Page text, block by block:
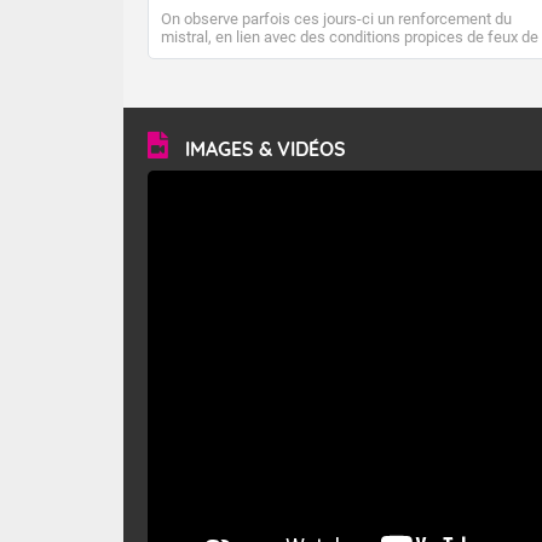
On observe parfois ces jours-ci un renforcement du
mistral, en lien avec des conditions propices de feux de
forêt. Mais qu'est-ce que le mistral ? Quelles sont ses
vitesse moyenne de 50 km/h et atteindre 80 à 100 km/h
en rafales, parfois davantage. Il parcourt la basse vallée
du Rhône et la Provence et envahit le littoral
méditerranéen à partir de la Camargue.
IMAGES & VIDÉOS